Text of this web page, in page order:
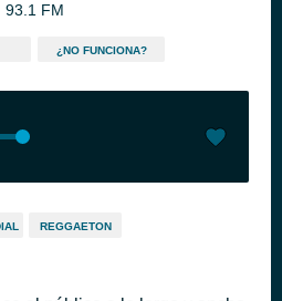
93.1 FM
¿NO FUNCIONA?
REGGAETON